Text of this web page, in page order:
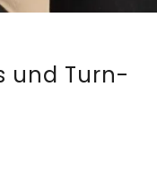
und Turn-